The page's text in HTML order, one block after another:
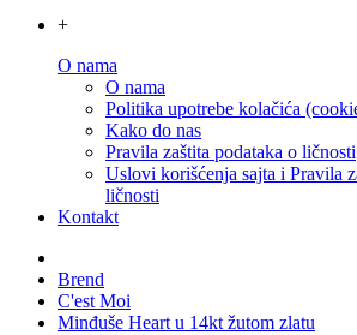
+
O nama
O nama
Politika upotrebe kolačića
Kako do nas
Pravila zaštita podataka o ličnosti
Uslovi korišćenja sajta i Pravila
ličnosti
Kontakt
Brend
C'est Moi
Minđuše Heart u 14kt žutom zlatu